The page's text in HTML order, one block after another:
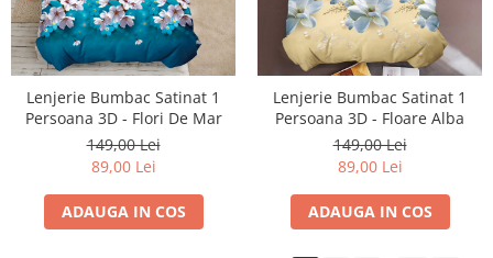
Lenjerie Bumbac Satinat 1
Persoana 3D - Flori De Mar
149,00 Lei
89,00 Lei
ADAUGA IN COS
Lenjerie Bumbac Satinat 1
Persoana 3D - Floare Alba
149,00 Lei
89,00 Lei
ADAUGA IN COS